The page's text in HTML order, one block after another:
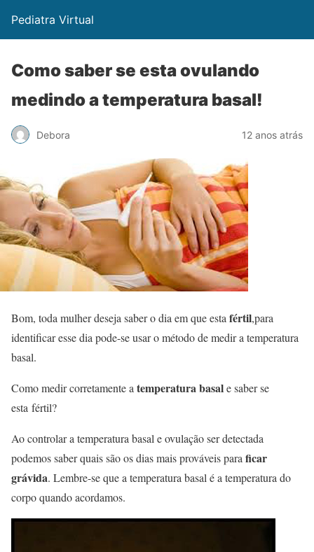
Pediatra Virtual
Como saber se esta ovulando
medindo a temperatura basal!
Debora 12 anos atrás
Bom, toda mulher deseja saber o dia em que esta fértil,para
identificar esse dia pode-se usar o método de medir a temperatura
basal.
Como medir corretamente a temperatura basale saber se
esta fértil?
Ao controlar a temperatura basal e ovulação ser detectada
podemos saber quais são os dias mais prováveis para ficar
grávida. Lembre-se que a temperatura basal é a temperatura do
corpo quando acordamos.